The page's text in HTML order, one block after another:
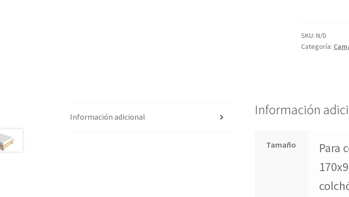
SKU: N/D
Categoría:
Información adicional Información
Tamaño
Para